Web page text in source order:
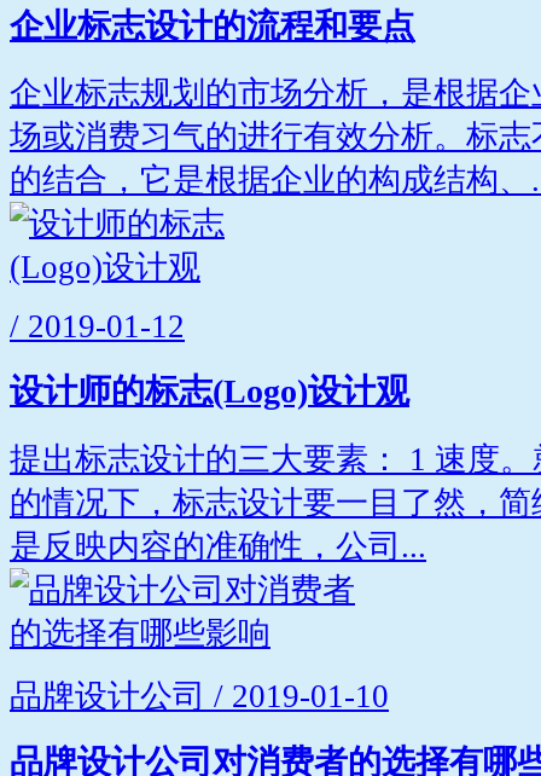
企业标志设计的流程和要点
企业标志规划的市场分析，是根据
场或消费习气的进行有效分析。标
的结合，它是根据企业的构成结构、
/ 2019-01-12
设计师的标志(Logo)设计观
提出标志设计的三大要素： 1 速度
的情况下，标志设计要一目了然，
是反映内容的准确性，公司...
品牌设计公司 / 2019-01-10
品牌设计公司对消费者的选择有哪